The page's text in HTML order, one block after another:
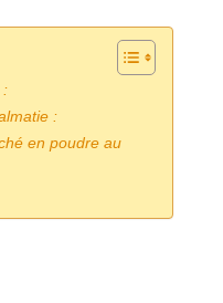
:
:
en poudre au